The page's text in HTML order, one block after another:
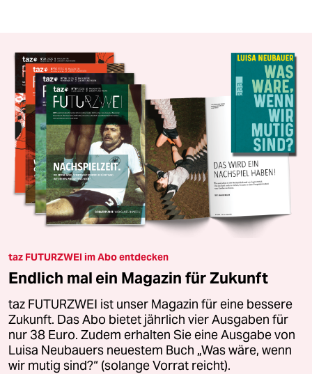
taz FUTURZWEI im Abo entdecken
Endlich mal ein Magazin für Zukunft
taz FUTURZWEI ist unser Magazin für eine bessere
Zukunft. Das Abo bietet jährlich vier Ausgaben für
nur 38 Euro. Zudem erhalten Sie eine Ausgabe von
Luisa Neubauers neuestem Buch „Was wäre, wenn
wir mutig sind?“ (solange Vorrat reicht).